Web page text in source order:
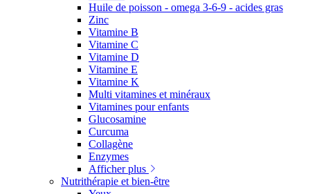
Huile de poisson - omega 3-6-9 - acides gras
Zinc
Vitamine B
Vitamine C
Vitamine D
Vitamine E
Vitamine K
Multi vitamines et minéraux
Vitamines pour enfants
Glucosamine
Curcuma
Collagène
Enzymes
Afficher plus
Nutrithérapie et bien-être